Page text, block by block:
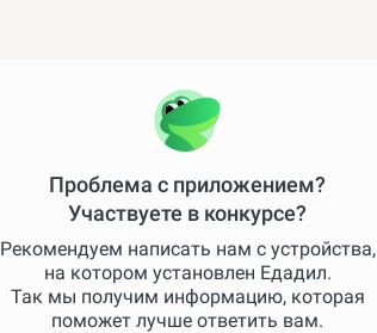
Проблема с приложением?
Участвуете в конкурсе?
Рекомендуем написать нам с устройства,
на котором установлен Едадил.
Так мы получим информацию, которая
поможет лучше ответить вам.